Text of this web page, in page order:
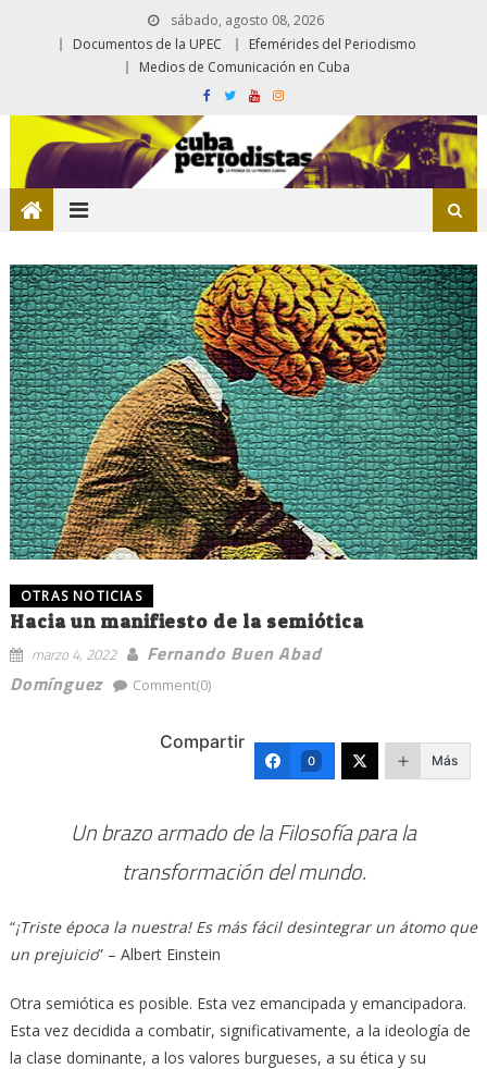
sábado, agosto 08, 2026
Documentos de la UPEC
Efemérides del Periodismo
Medios de Comunicación en Cuba
OTRAS NOTICIAS
Hacia un manifiesto de la semiótica
marzo 4, 2022
Fernando Buen Abad
Domínguez
Comment(0)
Compartir
0 Más
Un brazo armado de la Filosofía para la
transformación del mundo.
“¡Triste época la nuestra! Es más fácil desintegrar un átomo que
un prejuicio” – Albert Einstein
Otra semiótica es posible. Esta vez emancipada y emancipadora.
Esta vez decidida a combatir, significativamente, a la ideología de
la clase dominante, a los valores burgueses, a su ética y su